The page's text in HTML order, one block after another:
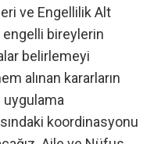
ve Engellilik Alt
engelli bireylerin
belirlemeyi
alınan kararların
koordinasyonu